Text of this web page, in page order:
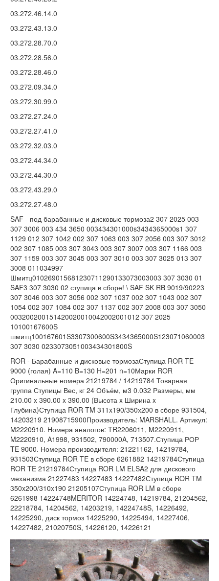
03.272.46.14.0
03.272.43.13.0
03.272.28.70.0
03.272.28.56.0
03.272.28.46.0
03.272.09.34.0
03.272.30.99.0
03.272.27.24.0
03.272.27.41.0
03.272.32.03.0
03.272.44.34.0
03.272.44.30.0
03.272.43.29.0
03.272.27.48.0
SAF - под барабанные и дисковые тормоза2 307 2025 003
307 3006 003 434 3650 003434301000s3434365000s1 307
1129 012 307 1042 002 307 1063 003 307 2056 003 307 3012
002 307 1085 003 307 3043 003 307 3007 003 307 1166 003
307 1159 003 307 3045 003 307 3010 003 307 3025 013 307
3008 011034997
Шмитц010269015681230711290133073003003 307 3030 01
SAF3 307 3030 02 ступица в сборе! \ SAF SK RB 9019/90223
307 3046 003 307 3056 002 307 1037 002 307 1043 002 307
1054 002 307 1084 002 307 1137 002 307 2008 003 307 3050
003200200151420020010042002001012 307 2025
10100167600S
шмитц100167601S3307300600S3434365000S123071060003
307 3030 0233073051003434301800S
ROR - Барабанные и дисковые тормозаСтупица ROR TE
9000 (голая) A=110 B=130 H=201 n=10Марки ROR
Оригинальные номера 21219784 / 14219784 Товарная
группа Ступицы Вес, кг 24 Объём, м3 0.032 Размеры, мм
210.00 x 390.00 x 390.00 (Высота x Ширина x
Глубина)Ступица ROR TM 311x190/350х200 в сборе 931504,
14203219 21908715900Производитель: MARSHALL. Артикул:
M2220910. Номера аналогов: TR2206011, M2220911,
M2220910, A1998, 931502, 790000A, 713507.Ступица РОР
TE 9000. Номера производителя: 21221162, 14219784,
931503Ступица ROR TE в сборе 6261882 14219784Ступица
ROR TE 21219784Ступица ROR LM ELSA2 для дискового
механизма 21227483 14227483 14227482Ступица ROR TM
350x200/310x190 21205107Ступица ROR LM в сборе
6261998 14224748MERITOR 14224748, 14219784, 21204562,
22218784, 14204562, 14203219, 14224748S, 14226492,
14225290, диск тормоз 14225290, 14225494, 14227406,
14227482, 21020750S, 14226120, 14226121